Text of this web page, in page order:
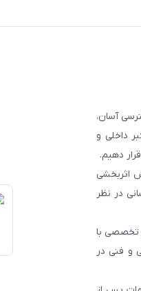
آسان،
داخلی و
دهیم.
اثربخشی
در نظر
تخصصی با
و فنی در